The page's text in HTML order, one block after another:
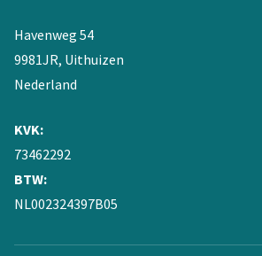
Havenweg 54
9981JR, Uithuizen
Nederland
KVK:
73462292
BTW:
NL002324397B05